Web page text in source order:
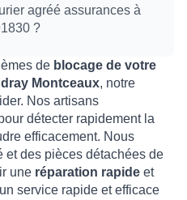
agréé assurances à
?
de blocage de votre
Montceaux, notre
Nos artisans
détecter rapidement la
efficacement. Nous
et des pièces détachées de
une réparation rapide et
service rapide et efficace